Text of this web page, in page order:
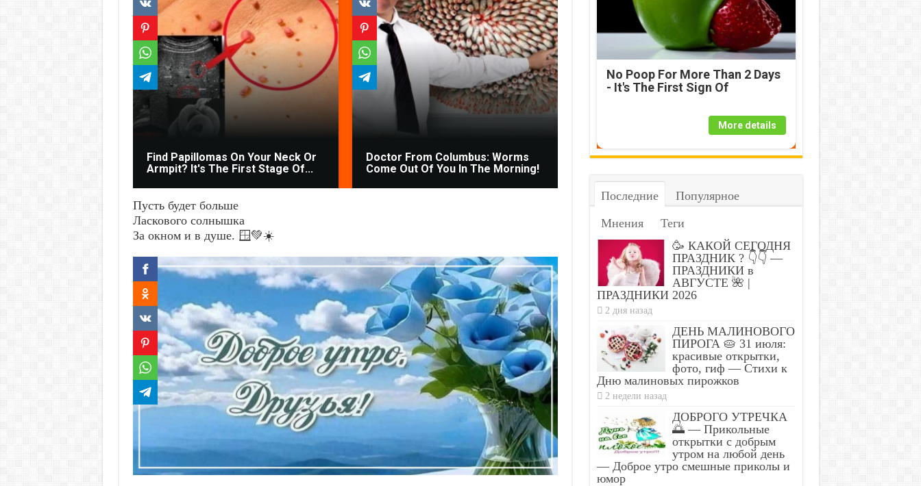
Find Papillomas On Your Neck Or
Armpit? It's The First Stage Of...
Doctor From Columbus: Worms
Come Out Of You In The Morning!
Fungus Suffocates and Dies When
Пусть будет больше
Ласкового солнышка
За окном и в душе. 🪟💚☀️
No Poop For More Than 2 Days
- It's The First Sign Of
More details
Последние
Популярное
Мнения
Теги
🥳 КАКОЙ СЕГОДНЯ
ПРАЗДНИК ? 👇👇 —
ПРАЗДНИКИ в
АВГУСТЕ 🌺 |
ПРАЗДНИКИ 2026
2 дня назад
ДЕНЬ МАЛИНОВОГО
ПИРОГА 🥧 31 июля:
красивые открытки,
фото, гиф — Стихи к
Дню малиновых пирожков
2 недели назад
ДОБРОГО УТРЕЧКА
🌅 — Прикольные
открытки с добрым
утром на любой день
— Доброе утро смешные приколы и
юмор